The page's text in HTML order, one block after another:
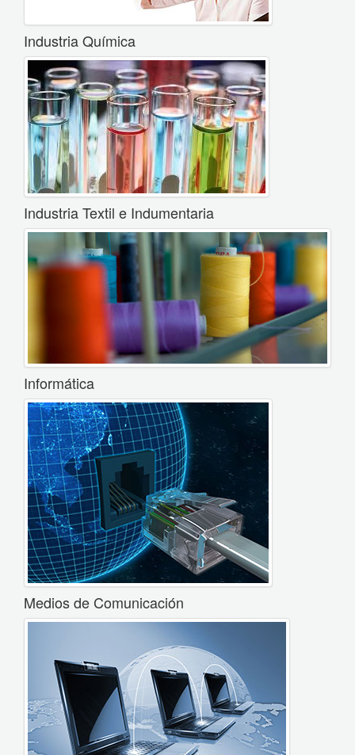
Industria Química
Industria Textil e Indumentaria
Informática
Medios de Comunicación